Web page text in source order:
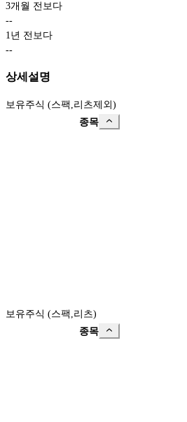
3개월 전보다
--
1년 전보다
--
상세설명
보유주식 (스팩,리츠제외)
종목
보유주식 (스팩,리츠)
종목